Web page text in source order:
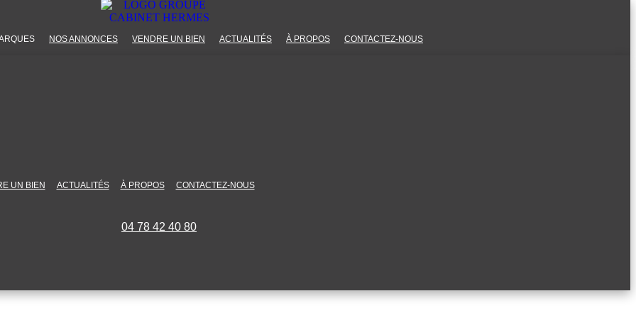
NOS ANNONCES VENDRE UN BIEN ACTUALITÉS À PROPOS CONTACTEZ-NOUS
UN BIEN ACTUALITÉS À PROPOS CONTACTEZ-NOUS
04 78 42 40 80